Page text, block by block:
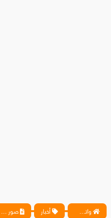
واتس آب ، فيسبوك ، أنترنت ، شروحات تقنية حصرية - المحترف أخبار صور مسربة تكشف عن جهاز Oppo الجديد لمنافسة SmartTag و AirTag